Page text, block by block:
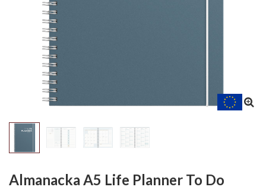
Almanacka A5 Life Planner To Do